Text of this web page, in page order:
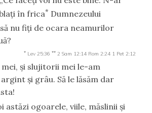
în frica* Dumnezeului
să nu fiţi de ocara neamurilor
* Lev 25:36 ** 2 Sam 12:14 Rom 2:24 1 Pet 2:12
mei, şi slujitorii mei le-am
şi grâu. Să le lăsăm dar
astăzi ogoarele, viile, măslinii şi